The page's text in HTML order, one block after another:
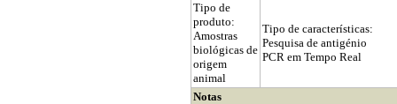
Tipo de
produto:
Amostras
biológicas de
origem
animal
Tipo de características:
Pesquisa de antigénio
PCR em Tempo Real
Notas